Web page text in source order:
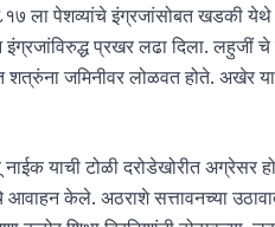
ला पेशव्यांचे इंग्रजांसोबत खडकी येथे
प्रखर लढा दिला. लहुजीं
शत्रुंना जमिनीवर लोळवत होते. अखेर
नाईक याची टोळी दरोडेखोरीत
आवाहन केले. अठराशे सत्तावनच्या